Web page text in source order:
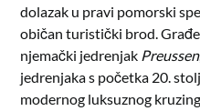
dolazak u pravi pomorski
običan turistički brod.
njemački jedrenjak Preussen
jedrenjaka s početka 20.
modernog luksuznog